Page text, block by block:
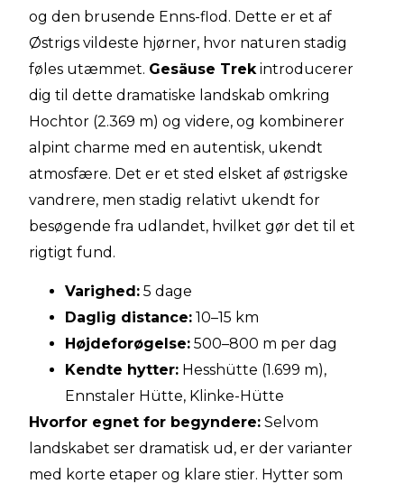
og den brusende Enns-flod. Dette er et af
Østrigs vildeste hjørner, hvor naturen stadig
føles utæmmet. Gesäuse Trekintroducerer
dig til dette dramatiske landskab omkring
Hochtor (2.369 m) og videre, og kombinerer
alpint charme med en autentisk, ukendt
atmosfære. Det er et sted elsket af østrigske
vandrere, men stadig relativt ukendt for
besøgende fra udlandet, hvilket gør det til et
rigtigt fund.
Varighed: 5 dage
Daglig distance: 10–15 km
Højdeforøgelse: 500–800 m per dag
Kendte hytter: Hesshütte (1.699 m),
Ennstaler Hütte, Klinke-Hütte
Hvorfor egnet for begyndere: Selvom
landskabet ser dramatisk ud, er der varianter
med korte etaper og klare stier. Hytter som